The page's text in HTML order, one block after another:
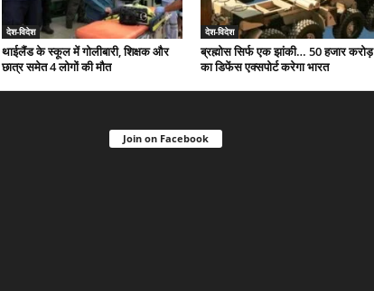
देश-विदेश
थाईलैंड के स्कूल में गोलीबारी, शिक्षक और
छात्र समेत 4 लोगों की मौत
देश-विदेश
ब्रह्मोस सिर्फ एक झांकी… 50 हजार करोड़
का डिफेंस एक्सपोर्ट करेगा भारत
Join on Facebook